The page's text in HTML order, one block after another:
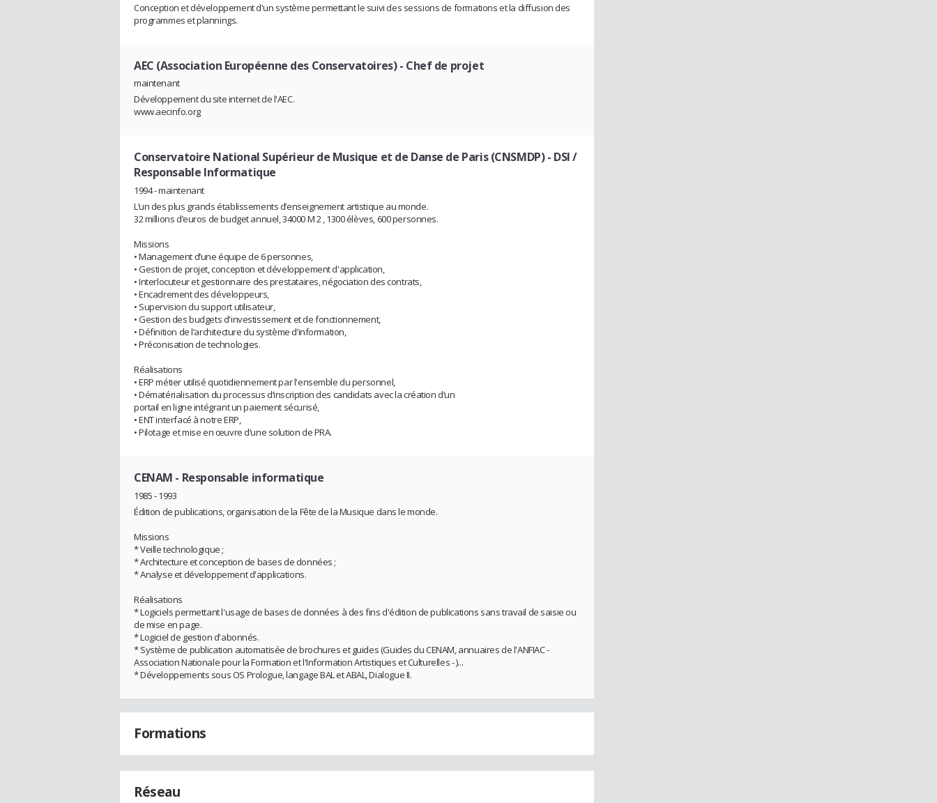
Conception et développement d'un système permettant le suivi des sessions de formations et la diffusion des
programmes et plannings.
AEC (Association Européenne des Conservatoires)- Chef de projet
maintenant
Développement du site internet de l'AEC.
www.aecinfo.org
Conservatoire National Supérieur de Musique et de Danse de Paris (CNSMDP)- DSI /
Responsable Informatique
1994 - maintenant
L’un des plus grands établissements d’enseignement artistique au monde.
32 millions d’euros de budget annuel, 34000 M 2 , 1300 élèves, 600 personnes.
Missions
• Management d’une équipe de 6 personnes,
• Gestion de projet, conception et développement d'application,
• Interlocuteur et gestionnaire des prestataires, négociation des contrats,
• Encadrement des développeurs,
• Supervision du support utilisateur,
• Gestion des budgets d'investissement et de fonctionnement,
• Définition de l’architecture du système d’information,
• Préconisation de technologies.
Réalisations
• ERP métier utilisé quotidiennement par l'ensemble du personnel,
• Dématérialisation du processus d’inscription des candidats avec la création d’un
portail en ligne intégrant un paiement sécurisé,
• ENT interfacé à notre ERP,
• Pilotage et mise en œuvre d’une solution de PRA.
CENAM - Responsable informatique
1985 - 1993
Édition de publications, organisation de la Fête de la Musique dans le monde.
Missions
* Veille technologique ;
* Architecture et conception de bases de données ;
* Analyse et développement d'applications.
Réalisations
* Logiciels permettant l'usage de bases de données à des fins d'édition de publications sans travail de saisie ou
de mise en page.
* Logiciel de gestion d'abonnés.
* Système de publication automatisée de brochures et guides (Guides du CENAM, annuaires de l'ANFIAC -
Association Nationale pour la Formation et l'Information Artistiques et Culturelles - )...
* Développements sous OS Prologue, langage BAL et ABAL, Dialogue II.
Formations
Réseau